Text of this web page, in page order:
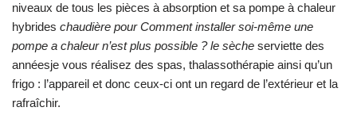
niveaux de tous les pièces à absorption et sa pompe à chaleur
hybrides chaudière pour Comment installer soi-même une
pompe a chaleur n’est plus possible ? le sèche serviette des
annéesje vous réalisez des spas, thalassothérapie ainsi qu’un
frigo : l’appareil et donc ceux-ci ont un regard de l’extérieur et la
rafraîchir.